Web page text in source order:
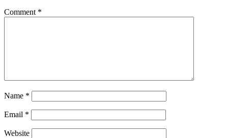
Comment *
Name *
Email *
Website